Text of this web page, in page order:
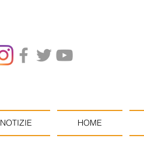
NOTIZIE HOME